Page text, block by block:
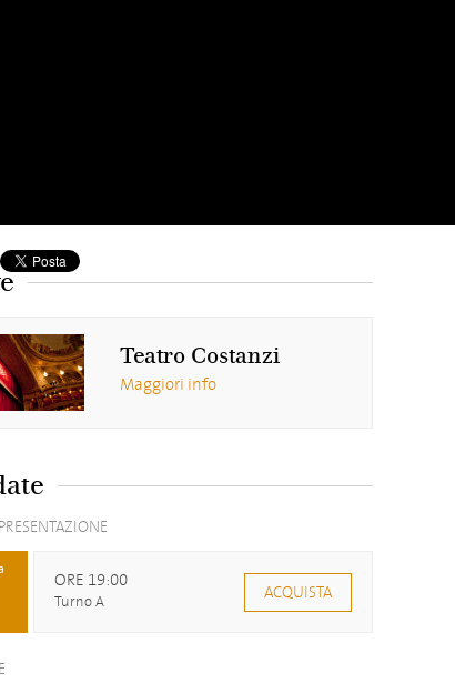
Teatro Costanzi
Maggiori info
ORE 19:00
Turno A ACQUISTA